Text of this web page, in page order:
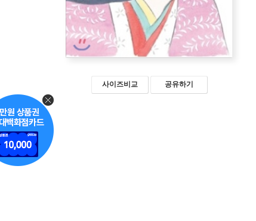
사이즈비교 공유하기